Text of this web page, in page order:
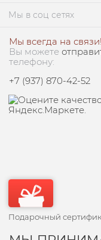
Мы в соц сетях
Мы всегда на связи!
Вы можете
телефону:
+7 (937) 870-42-52
Подарочный